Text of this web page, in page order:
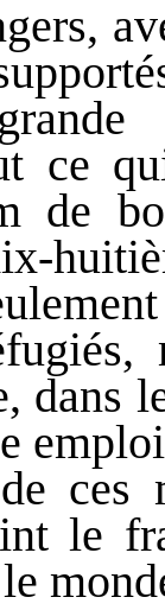
ce
de
dans
le